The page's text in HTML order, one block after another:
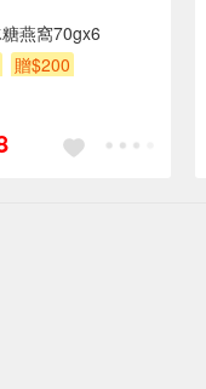
燕窩70gx6
贈$200